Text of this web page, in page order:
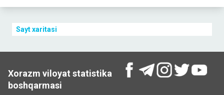
Sayt xaritasi
Xorazm viloyat statistika
boshqarmasi